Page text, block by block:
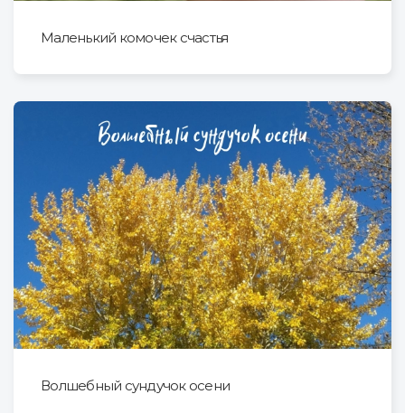
Маленький комочек счастья
Волшебный сундучок осени